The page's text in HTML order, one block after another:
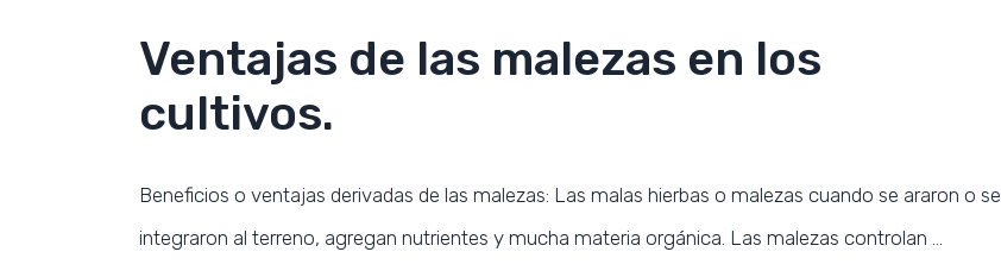
Ventajas de las malezas en los
cultivos.
Beneficios o ventajas derivadas de las malezas: Las malas hierbas o malezas cuando se araron o se
integraron al terreno, agregan nutrientes y mucha materia orgánica. Las malezas controlan …